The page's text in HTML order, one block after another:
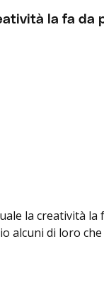
la fa da
la creatività
alcuni di loro